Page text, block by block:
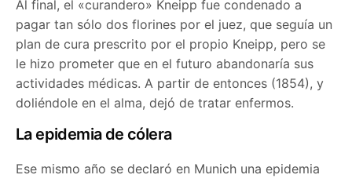
Al final, el «curandero» Kneipp fue condenado a
pagar tan sólo dos florines por el juez, que seguía un
plan de cura prescrito por el propio Kneipp, pero se
le hizo prometer que en el futuro abandonaría sus
actividades médicas. A partir de entonces (1854), y
doliéndole en el alma, dejó de tratar enfermos.
La epidemia de cólera
Ese mismo año se declaró en Munich una epidemia